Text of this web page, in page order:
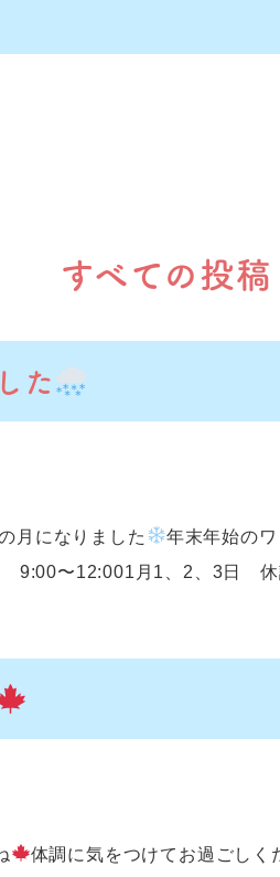
すべての投稿
た
月になりました
年末年始の
9:00〜12:001月1、2、3日
体調に気をつけてお過ごしく